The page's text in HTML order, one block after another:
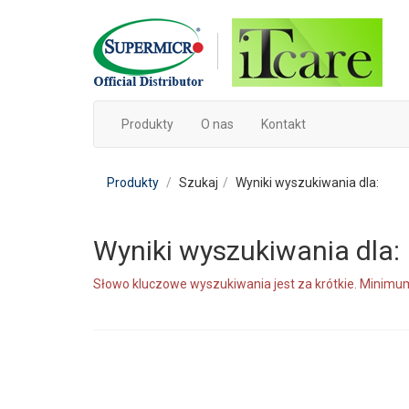
Produkty O nas Kontakt
Produkty Szukaj Wyniki wyszukiwania dla:
Wyniki wyszukiwania dla:
Słowo kluczowe wyszukiwania jest za krótkie.